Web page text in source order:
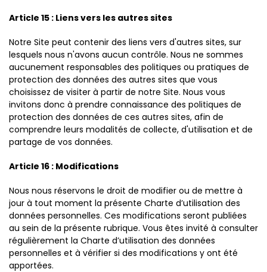
Article 15 : Liens vers les autres sites
Notre Site peut contenir des liens vers d'autres sites, sur
lesquels nous n'avons aucun contrôle. Nous ne sommes
aucunement responsables des politiques ou pratiques de
protection des données des autres sites que vous
choisissez de visiter à partir de notre Site. Nous vous
invitons donc à prendre connaissance des politiques de
protection des données de ces autres sites, afin de
comprendre leurs modalités de collecte, d'utilisation et de
partage de vos données.
Article 16 : Modifications
Nous nous réservons le droit de modifier ou de mettre à
jour à tout moment la présente Charte d’utilisation des
données personnelles. Ces modifications seront publiées
au sein de la présente rubrique. Vous êtes invité à consulter
régulièrement la Charte d’utilisation des données
personnelles et à vérifier si des modifications y ont été
apportées.